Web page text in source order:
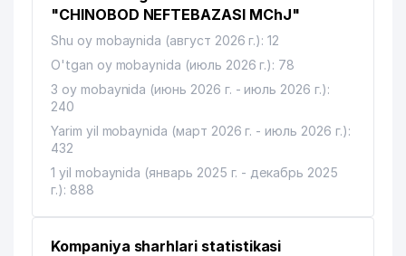
13 WILO RUS VAKOLATXONA
INTERNATIONAL STUDY
CONSULTING MChJ
"CHINOBOD NEFTEBAZASI MChJ"
Shu oy mobaynida (август 2026 г.): 12
O'tgan oy mobaynida (июль 2026 г.): 78
3 oy mobaynida (июнь 2026 г. - июль 2026 г.):
240
Yarim yil mobaynida (март 2026 г. - июль 2026 г.):
432
1 yil mobaynida (январь 2025 г. - декабрь 2025
г.): 888
Kompaniya sharhlari statistikasi